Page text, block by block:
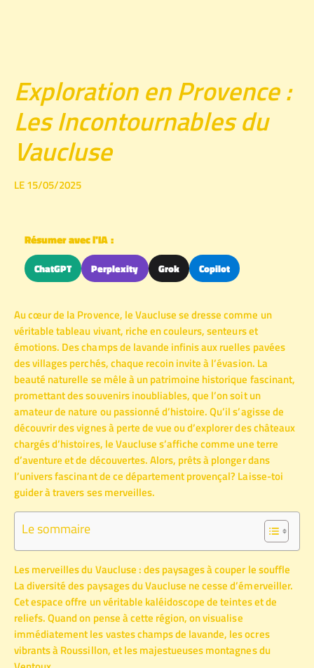
Exploration en Provence :
Les Incontournables du
Vaucluse
LE 15/05/2025
Résumer avec l'IA :
ChatGPT Perplexity Grok Copilot
Au cœur de la Provence, le Vaucluse se dresse comme un
véritable tableau vivant, riche en couleurs, senteurs et
émotions. Des champs de lavande infinis aux ruelles pavées
des villages perchés, chaque recoin invite à l’évasion. La
beauté naturelle se mêle à un patrimoine historique fascinant,
promettant des souvenirs inoubliables, que l’on soit un
amateur de nature ou passionné d’histoire. Qu’il s’agisse de
découvrir des vignes à perte de vue ou d’explorer des châteaux
chargés d’histoires, le Vaucluse s’affiche comme une terre
d’aventure et de découvertes. Alors, prêts à plonger dans
l’univers fascinant de ce département provençal? Laisse-toi
guider à travers ses merveilles.
Le sommaire
Les merveilles du Vaucluse : des paysages à couper le souffle
La diversité des paysages du Vaucluse ne cesse d’émerveiller.
Cet espace offre un véritable kaléidoscope de teintes et de
reliefs. Quand on pense à cette région, on visualise
immédiatement les vastes champs de lavande, les ocres
vibrants à Roussillon, et les majestueuses montagnes du